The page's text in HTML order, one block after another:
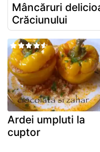
Mâncăruri
Crăciunului
Ardei umpluti la
cuptor